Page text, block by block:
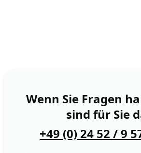
Wenn Sie Fragen
sind für Sie
+49 (0) 24 52 / 9